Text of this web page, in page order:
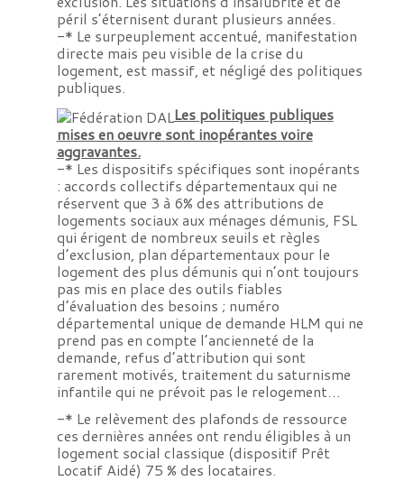
péril s’éternisent durant plusieurs années.
-* Le surpeuplement accentué, manifestation
directe mais peu visible de la crise du
logement, est massif, et négligé des politiques
publiques.
Les politiques publiques
mises en oeuvre sont inopérantes voire
aggravantes.
-* Les dispositifs spécifiques sont inopérants
: accords collectifs départementaux qui ne
réservent que 3 à 6% des attributions de
logements sociaux aux ménages démunis, FSL
qui érigent de nombreux seuils et règles
d’exclusion, plan départementaux pour le
logement des plus démunis qui n’ont toujours
pas mis en place des outils fiables
d’évaluation des besoins ; numéro
départemental unique de demande HLM qui ne
prend pas en compte l’ancienneté de la
demande, refus d’attribution qui sont
rarement motivés, traitement du saturnisme
infantile qui ne prévoit pas le relogement…
-* Le relèvement des plafonds de ressource
ces dernières années ont rendu éligibles à un
logement social classique (dispositif Prêt
Locatif Aidé) 75 % des locataires.